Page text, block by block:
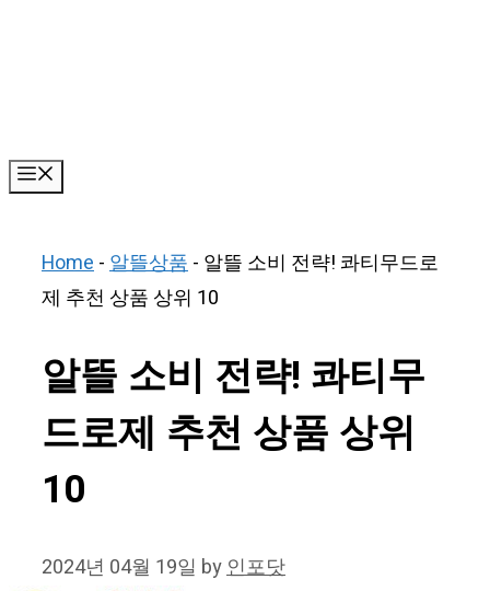
Home-알뜰상품- 알뜰 소비 전략! 콰티무드로
제 추천 상품 상위 10
알뜰 소비 전략! 콰티무
드로제 추천 상품 상위
10
2024년 04월 19일 by인포닷